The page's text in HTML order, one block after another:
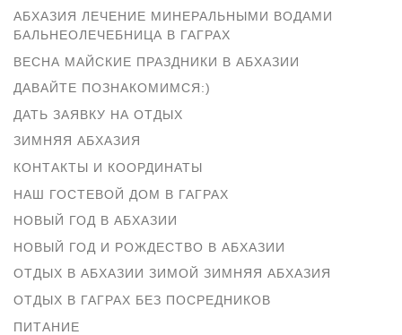
АБХАЗИЯ ЛЕЧЕНИЕ МИНЕРАЛЬНЫМИ ВОДАМИ
БАЛЬНЕОЛЕЧЕБНИЦА В ГАГРАХ
ВЕСНА МАЙСКИЕ ПРАЗДНИКИ В АБХАЗИИ
ДАВАЙТЕ ПОЗНАКОМИМСЯ:)
ДАТЬ ЗАЯВКУ НА ОТДЫХ
ЗИМНЯЯ АБХАЗИЯ
КОНТАКТЫ И КООРДИНАТЫ
НАШ ГОСТЕВОЙ ДОМ В ГАГРАХ
НОВЫЙ ГОД В АБХАЗИИ
НОВЫЙ ГОД И РОЖДЕСТВО В АБХАЗИИ
ОТДЫХ В АБХАЗИИ ЗИМОЙ ЗИМНЯЯ АБХАЗИЯ
ОТДЫХ В ГАГРАХ БЕЗ ПОСРЕДНИКОВ
ПИТАНИЕ